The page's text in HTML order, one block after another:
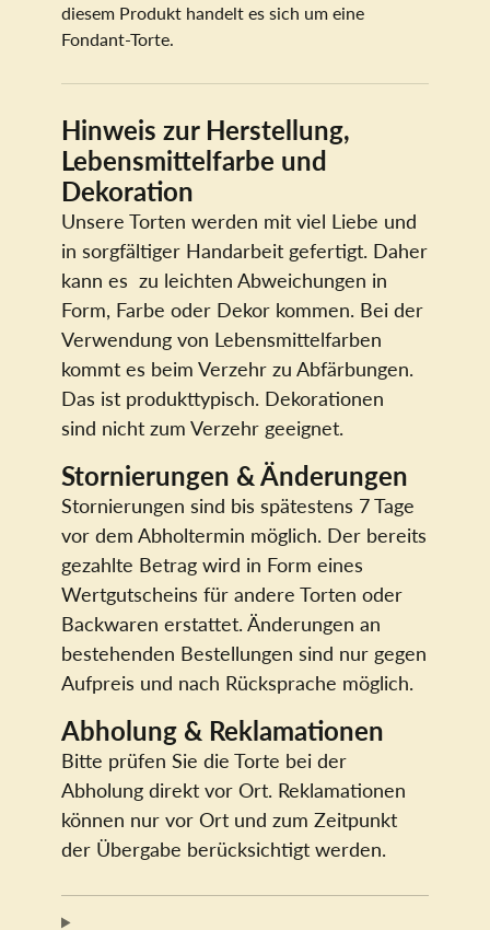
diesem Produkt handelt es sich um eine
Fondant-Torte.
Hinweis zur Herstellung,
Lebensmittelfarbe und
Dekoration
Unsere Torten werden mit viel Liebe und
in sorgfältiger Handarbeit gefertigt. Daher
kann es zu leichten Abweichungen in
Form, Farbe oder Dekor kommen. Bei der
Verwendung von Lebensmittelfarben
kommt es beim Verzehr zu Abfärbungen.
Das ist produkttypisch. Dekorationen
sind nicht zum Verzehr geeignet.
Stornierungen & Änderungen
Stornierungen sind bis spätestens 7 Tage
vor dem Abholtermin möglich. Der bereits
gezahlte Betrag wird in Form eines
Wertgutscheins für andere Torten oder
Backwaren erstattet. Änderungen an
bestehenden Bestellungen sind nur gegen
Aufpreis und nach Rücksprache möglich.
Abholung & Reklamationen
Bitte prüfen Sie die Torte bei der
Abholung direkt vor Ort. Reklamationen
können nur vor Ort und zum Zeitpunkt
der Übergabe berücksichtigt werden.